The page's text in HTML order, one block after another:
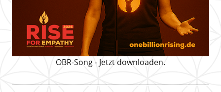
OBR-Song - Jetzt downloaden.